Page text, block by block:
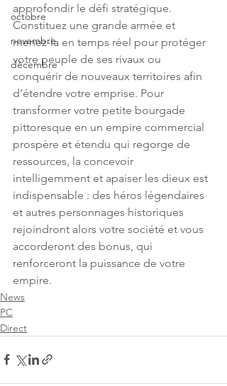
octobre
novembre
décembre
approfondir le défi stratégique.
Constituez une grande armée et
menez-la en temps réel pour protéger
votre peuple de ses rivaux ou
conquérir de nouveaux territoires afin
d’étendre votre emprise. Pour
transformer votre petite bourgade
pittoresque en un empire commercial
prospère et étendu qui regorge de
ressources, la concevoir
intelligemment et apaiser les dieux est
indispensable : des héros légendaires
et autres personnages historiques
rejoindront alors votre société et vous
accorderont des bonus, qui
renforceront la puissance de votre
empire.
News
PC
Direct